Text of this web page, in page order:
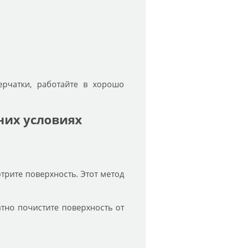
работайте в хорошо
условиях
поверхность. Этот метод
почистите поверхность от